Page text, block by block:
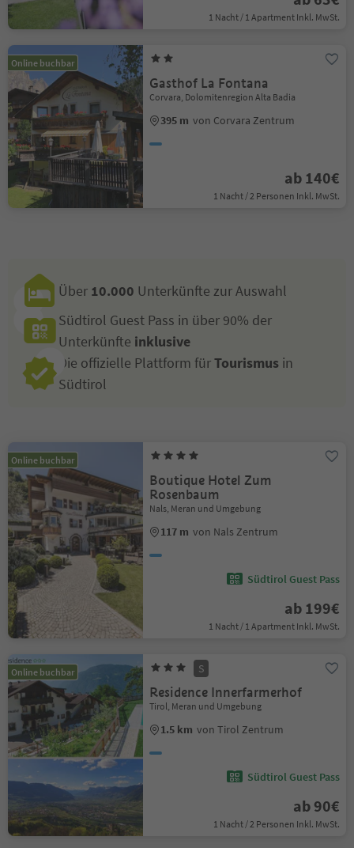
1 Nacht / 1 Apartment Inkl. MwSt.
Online buchbar
Gasthof La Fontana
Corvara, Dolomitenregion Alta Badia
395 m von Corvara Zentrum
ab 140€
1 Nacht / 2 Personen Inkl. MwSt.
Über 10.000 Unterkünfte zur Auswahl
Südtirol Guest Pass in über 90% der
Unterkünfte inklusive
Die offizielle Plattform fürTourismus in
Südtirol
Online buchbar
Boutique Hotel Zum
Rosenbaum
Nals, Meran und Umgebung
117 m von Nals Zentrum
Südtirol Guest Pass
ab 199€
1 Nacht / 1 Apartment Inkl. MwSt.
Online buchbar S
Residence Innerfarmerhof
Tirol, Meran und Umgebung
1.5 km von Tirol Zentrum
Südtirol Guest Pass
ab 90€
1 Nacht / 2 Personen Inkl. MwSt.